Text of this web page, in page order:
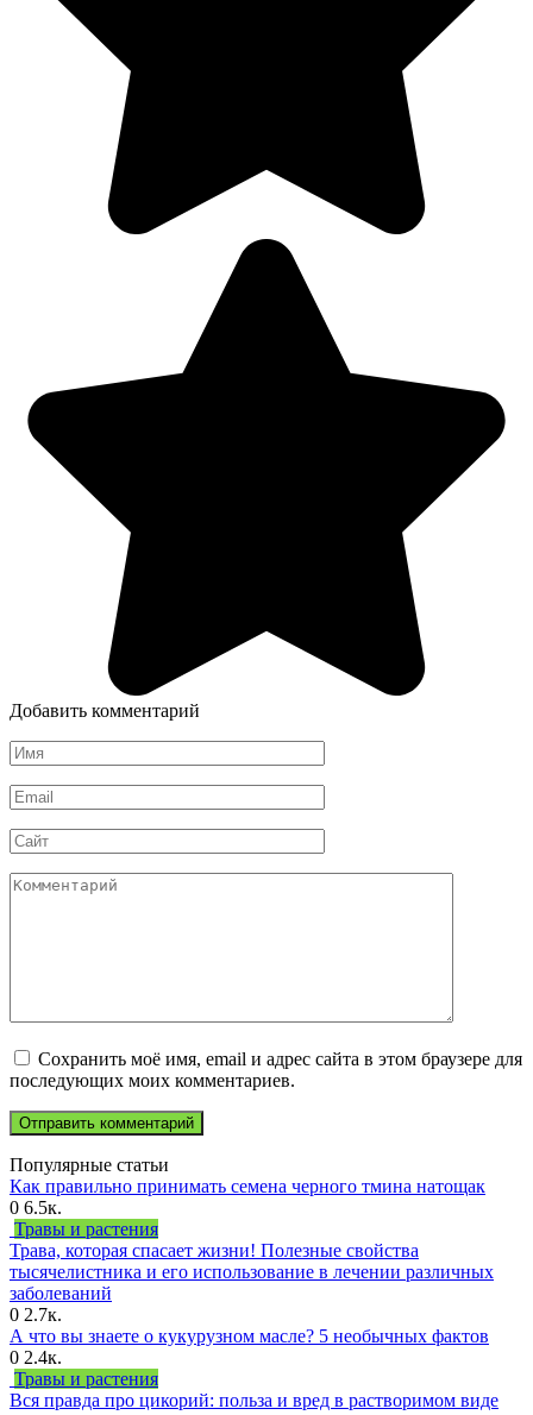
Добавить комментарий
Имя
*
Email
*
Сайт
Комментарий
Сохранить моё имя, email и адрес сайта в этом браузере для
последующих моих комментариев.
Популярные статьи
Как правильно принимать семена черного тмина натощак
0 6.5к.
Травы и растения
Трава, которая спасает жизни! Полезные свойства
тысячелистника и его использование в лечении различных
заболеваний
0 2.7к.
А что вы знаете о кукурузном масле? 5 необычных фактов
0 2.4к.
Травы и растения
Вся правда про цикорий: польза и вред в растворимом виде